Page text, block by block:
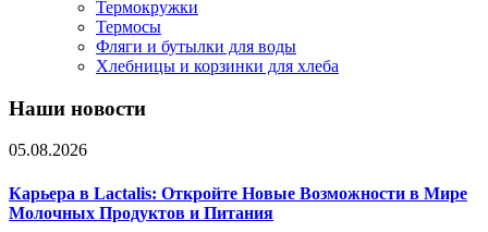
Термокружки
Термосы
Фляги и бутылки для воды
Хлебницы и корзинки для хлеба
Наши новости
05.08.2026
Карьера в Lactalis: Откройте Новые Возможности в Мире
Молочных Продуктов и Питания